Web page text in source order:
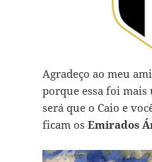
Agradeço ao meu
porque essa foi mais
será que o Caio e
ficam os Emirados